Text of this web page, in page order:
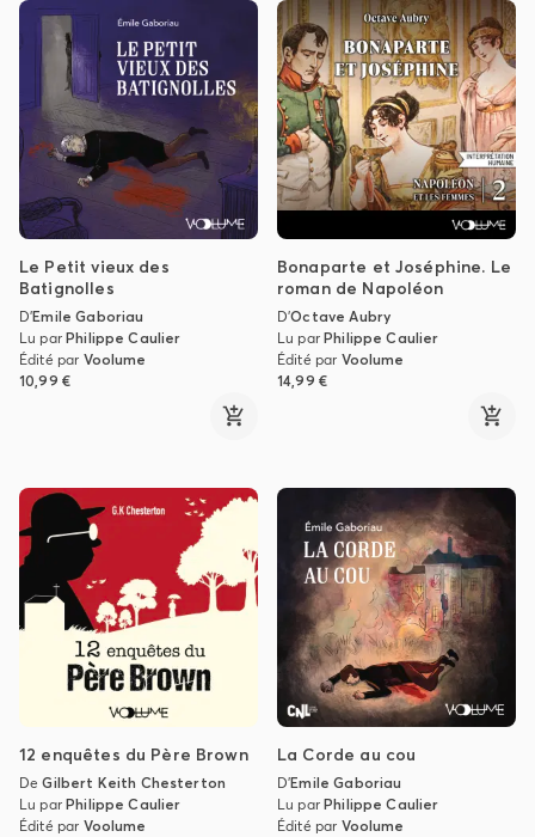
Le Petit vieux des
Batignolles
D'Emile Gaboriau
Lu parPhilippe Caulier
Édité par Voolume
10,99 €
Bonaparte et Joséphine. Le
roman de Napoléon
D'Octave Aubry
Lu parPhilippe Caulier
Édité par Voolume
14,99 €
12 enquêtes du Père Brown
DeGilbert Keith Chesterton
Lu parPhilippe Caulier
Édité par Voolume
La Corde au cou
D'Emile Gaboriau
Lu parPhilippe Caulier
Édité par Voolume